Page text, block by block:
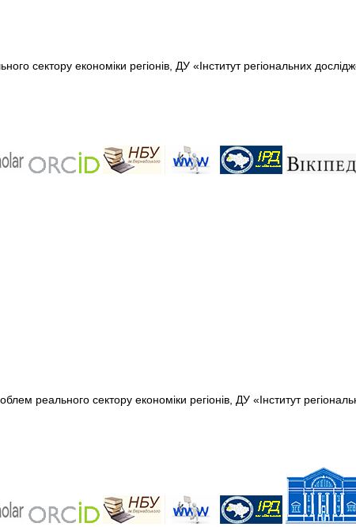
сектору економіки регіонів, ДУ «Інститут регіональних
реального сектору економіки регіонів, ДУ «Інститут